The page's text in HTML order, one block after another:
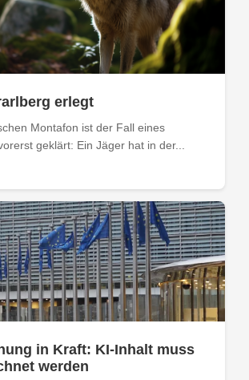
erlegt
Montafon ist der Fall eines
geklärt: Ein Jäger hat in der...
in Kraft: KI-Inhalt muss
werden